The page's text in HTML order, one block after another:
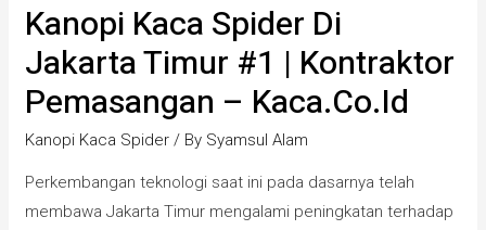
Kanopi Kaca Spider Di
Jakarta Timur #1 | Kontraktor
Pemasangan – Kaca.co.id
Kanopi Kaca Spider / By Syamsul Alam
Perkembangan teknologi saat ini pada dasarnya telah
membawa Jakarta Timur mengalami peningkatan terhadap